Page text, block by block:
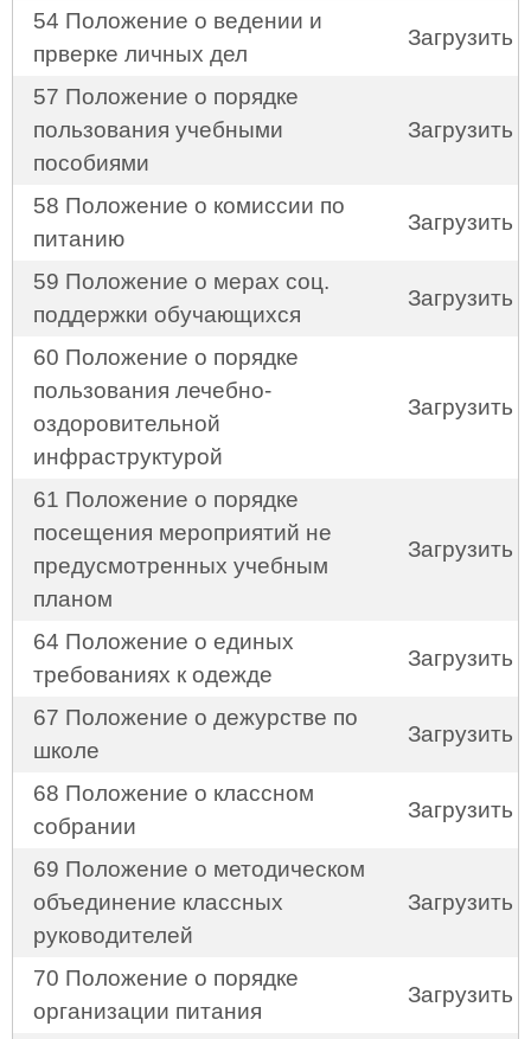
54 Положение о ведении и
прверке личных дел
Загрузить
57 Положение о порядке
пользования учебными
пособиями
Загрузить
58 Положение о комиссии по
питанию
Загрузить
59 Положение о мерах соц.
поддержки обучающихся
Загрузить
60 Положение о порядке
пользования лечебно-
оздоровительной
инфраструктурой
Загрузить
61 Положение о порядке
посещения мероприятий не
предусмотренных учебным
планом
Загрузить
64 Положение о единых
требованиях к одежде
Загрузить
67 Положение о дежурстве по
школе
Загрузить
68 Положение о классном
собрании
Загрузить
69 Положение о методическом
объединение классных
руководителей
Загрузить
70 Положение о порядке
организации питания
Загрузить